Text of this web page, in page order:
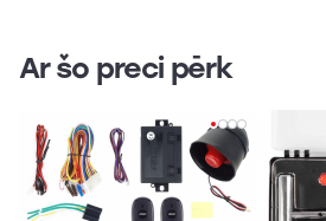
Ar šo preci pērk